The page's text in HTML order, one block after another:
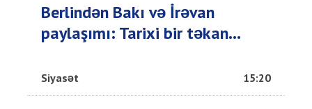
Berlindən Bakı və İrəvan
paylaşımı: Tarixi bir təkan...
Siyasət 15:20